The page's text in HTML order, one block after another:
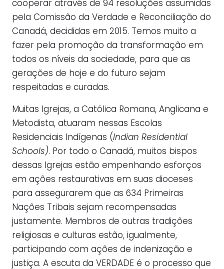
cooperar através de 94 resoluções assumidas
pela Comissão da Verdade e Reconciliação do
Canadá, decididas em 2015. Temos muito a
fazer pela promoção da transformação em
todos os níveis da sociedade, para que as
gerações de hoje e do futuro sejam
respeitadas e curadas.
Muitas Igrejas, a Católica Romana, Anglicana e
Metodista, atuaram nessas Escolas
Residenciais Indígenas (Indian Residential
Schools). Por todo o Canadá, muitos bispos
dessas Igrejas estão empenhando esforços
em ações restaurativas em suas dioceses
para assegurarem que as 634 Primeiras
Nações Tribais sejam recompensadas
justamente. Membros de outras tradições
religiosas e culturas estão, igualmente,
participando com ações de indenização e
justiça. A escuta da VERDADE é o processo que